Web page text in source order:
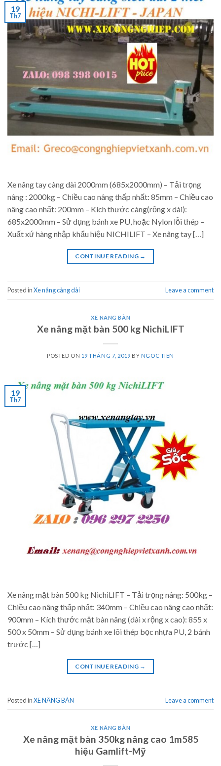
19
Th7
Xe nâng tay càng dài 2000mm (685x2000mm) – Tải trọng
nâng : 2000kg – Chiều cao nâng thấp nhất: 85mm – Chiều cao
nâng cao nhất: 200mm – Kích thước càng(rộng x dài):
685x2000mm – Sử dụng bánh xe PU, hoặc Nylon lỗi thép –
Xuất xứ hàng nhập khẩu hiệu NICHILIFT – Xe nâng tay […]
CONTINUE READING →
Posted inXe nâng càng dài Leave a comment
XE NÂNG BÀN
Xe nâng mặt bàn 500 kg NichiLIFT
POSTED ON 19 THÁNG 7, 2019 BY NGOC TIEN
19
Th7
Xe nâng mặt bàn 500 kg NichiLIFT – Tải trọng nâng: 500kg –
Chiều cao nâng thấp nhất: 340mm – Chiều cao nâng cao nhất:
900mm – Kích thước mặt bàn nâng (dài x rộng x cao): 855 x
500 x 50mm – Sử dụng bánh xe lõi thép bọc nhựa PU, 2 bánh
trước […]
CONTINUE READING →
Posted inXE NÂNG BÀN Leave a comment
XE NÂNG BÀN
Xe nâng mặt bàn 350kg nâng cao 1m585
hiệu Gamlift-Mỹ